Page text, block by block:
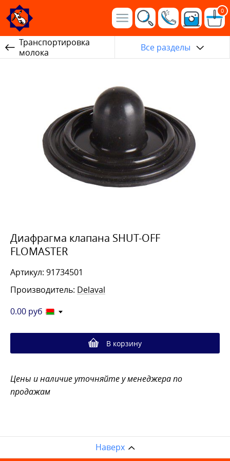
0
Транспортировка
молока
Все разделы
Диафрагма клапана SHUT-OFF
FLOMASTER
Артикул: 91734501
Производитель: Delaval
0.00 руб
В корзину
Цены и наличие уточняйте у менеджера по
продажам
Наверх